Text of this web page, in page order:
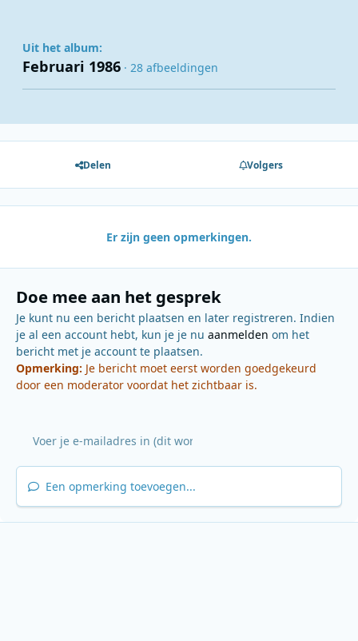
Uit het album:
Februari 1986 · 28 afbeeldingen
Delen Volgers
Er zijn geen opmerkingen.
Doe mee aan het gesprek
Je kunt nu een bericht plaatsen en later registreren. Indien
je al een account hebt, kun je je nu aanmelden om het
bericht met je account te plaatsen.
Opmerking: Je bericht moet eerst worden goedgekeurd
door een moderator voordat het zichtbaar is.
Een opmerking toevoegen...